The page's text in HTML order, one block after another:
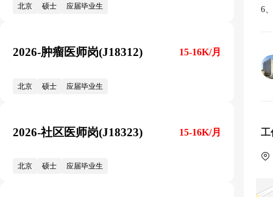
北京 硕士 应届毕业生
2026-肿瘤医师岗(J18312) 15-16K/月
北京 硕士 应届毕业生
2026-社区医师岗(J18323) 15-16K/月
北京 硕士 应届毕业生
6
工